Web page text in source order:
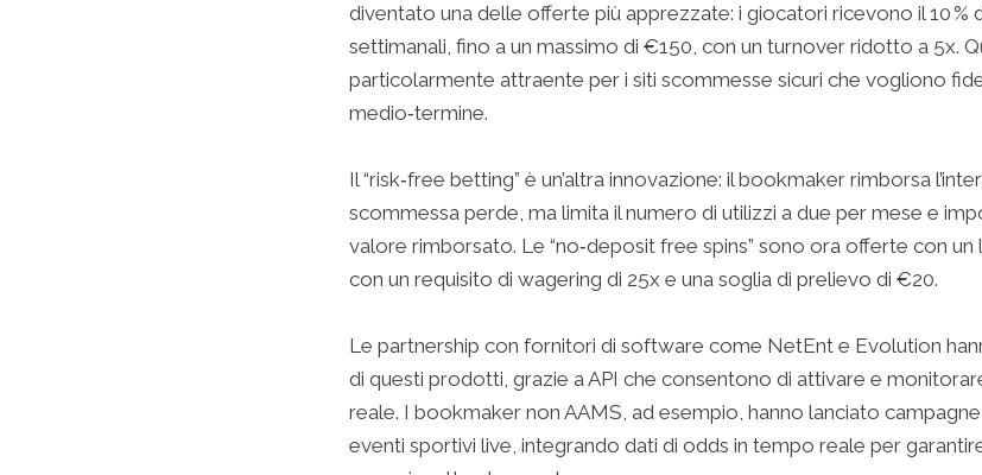
diventato una delle offerte più apprezzate: i giocatori ricevono il 10 %
settimanali, fino a un massimo di €150, con un turnover ridotto a 5x.
particolarmente attraente per i siti scommesse sicuri che vogliono
medio‑termine.
Il “risk‑free betting” è un’altra innovazione: il bookmaker rimborsa
scommessa perde, ma limita il numero di utilizzi a due per mese e
valore rimborsato. Le “no‑deposit free spins” sono ora offerte con un
con un requisito di wagering di 25x e una soglia di prelievo di €20.
Le partnership con fornitori di software come NetEnt e Evolution
di questi prodotti, grazie a API che consentono di attivare e
reale. I bookmaker non AAMS, ad esempio, hanno lanciato campagne
eventi sportivi live, integrando dati di odds in tempo reale per